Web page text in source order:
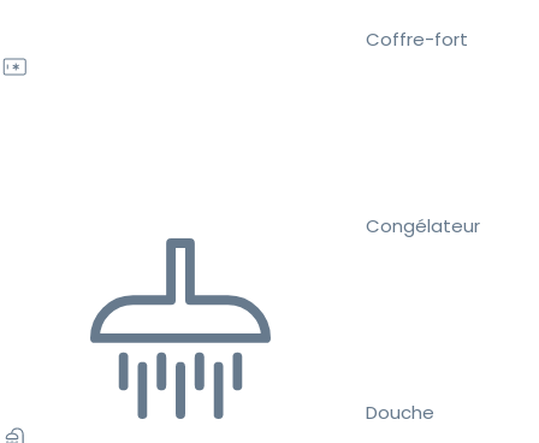
Coffre-fort
Congélateur
Douche